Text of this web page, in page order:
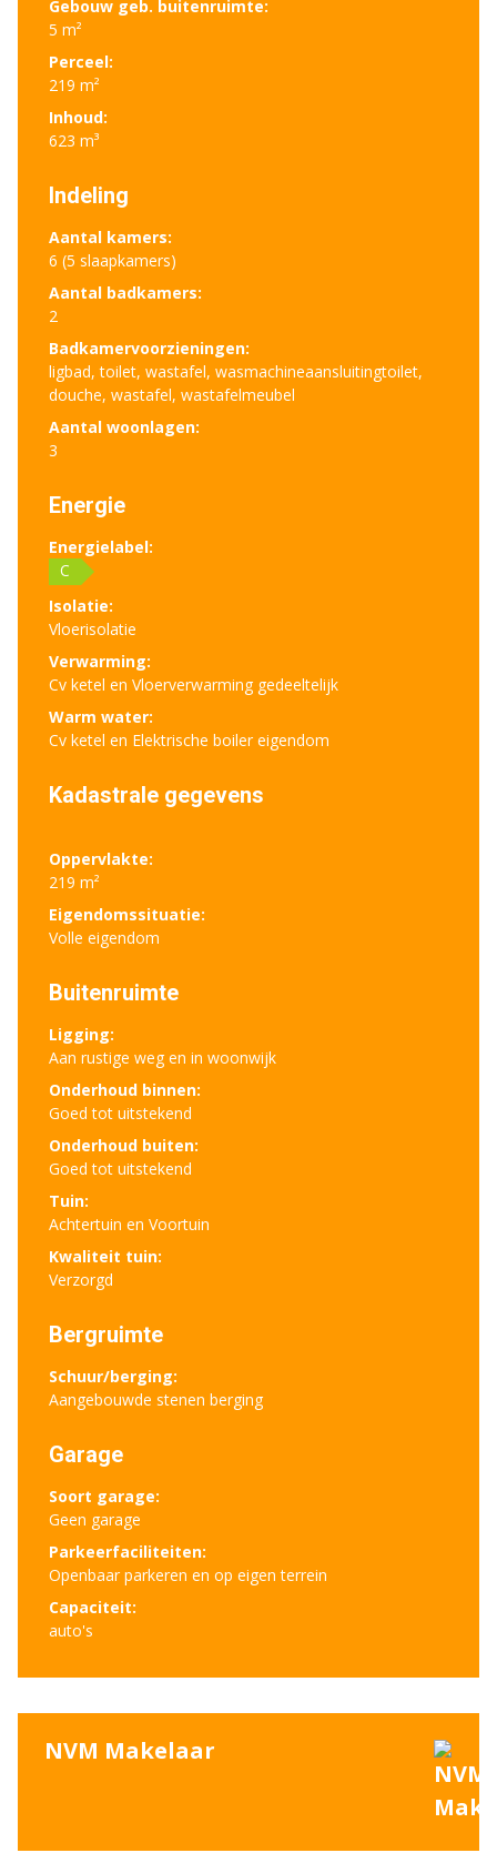
Gebouw geb. buitenruimte:
5 m²
Perceel:
219 m²
Inhoud:
623 m³
Indeling
Aantal kamers:
6 (5 slaapkamers)
Aantal badkamers:
2
Badkamervoorzieningen:
ligbad, toilet, wastafel, wasmachineaansluitingtoilet,
douche, wastafel, wastafelmeubel
Aantal woonlagen:
3
Energie
Energielabel:
C
Isolatie:
Vloerisolatie
Verwarming:
Cv ketel en Vloerverwarming gedeeltelijk
Warm water:
Cv ketel en Elektrische boiler eigendom
Kadastrale gegevens
Oppervlakte:
219 m²
Eigendomssituatie:
Volle eigendom
Buitenruimte
Ligging:
Aan rustige weg en in woonwijk
Onderhoud binnen:
Goed tot uitstekend
Onderhoud buiten:
Goed tot uitstekend
Tuin:
Achtertuin en Voortuin
Kwaliteit tuin:
Verzorgd
Bergruimte
Schuur/berging:
Aangebouwde stenen berging
Garage
Soort garage:
Geen garage
Parkeerfaciliteiten:
Openbaar parkeren en op eigen terrein
Capaciteit:
auto's
NVM Makelaar